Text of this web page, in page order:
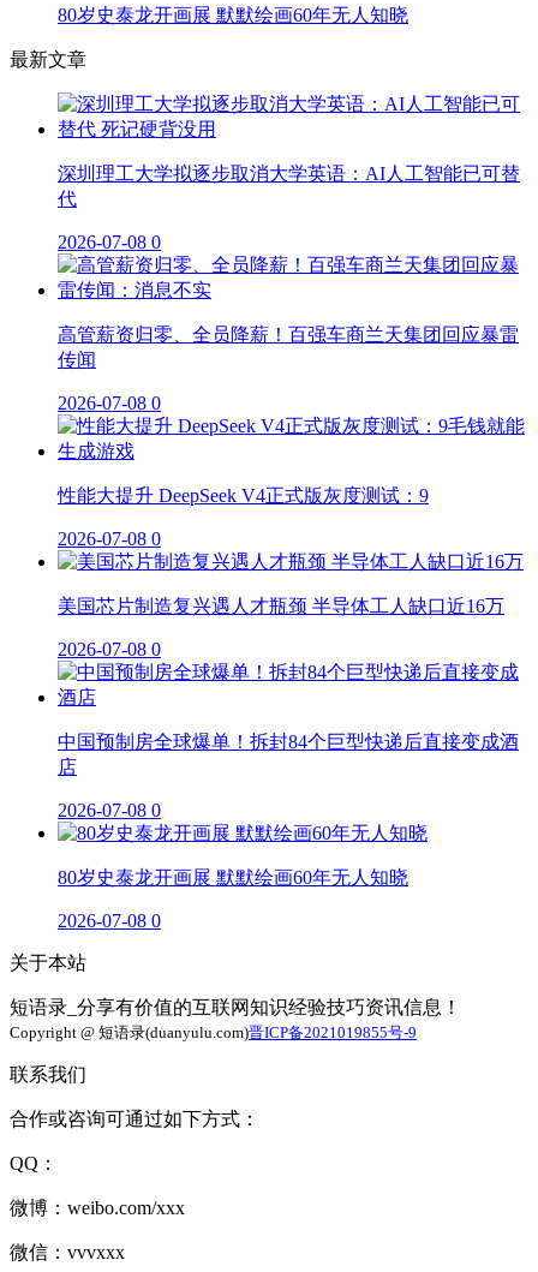
80岁史泰龙开画展 默默绘画60年无人知晓
最新文章
深圳理工大学拟逐步取消大学英语：AI人工智能已可替
代
2026-07-08 0
高管薪资归零、全员降薪！百强车商兰天集团回应暴雷
传闻
2026-07-08 0
性能大提升 DeepSeek V4正式版灰度测试：9
2026-07-08 0
美国芯片制造复兴遇人才瓶颈 半导体工人缺口近16万
2026-07-08 0
中国预制房全球爆单！拆封84个巨型快递后直接变成酒
店
2026-07-08 0
80岁史泰龙开画展 默默绘画60年无人知晓
2026-07-08 0
关于本站
短语录_分享有价值的互联网知识经验技巧资讯信息！
Copyright @ 短语录(duanyulu.com)晋ICP备2021019855号-9
联系我们
合作或咨询可通过如下方式：
QQ：
微博：weibo.com/xxx
微信：vvvxxx